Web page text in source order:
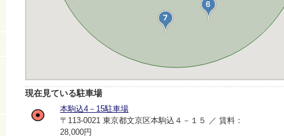
現在見ている駐車場
本駒込4－15駐車場
〒113-0021 東京都文京区本駒込４－１５ ／ 賃料：
28,000円